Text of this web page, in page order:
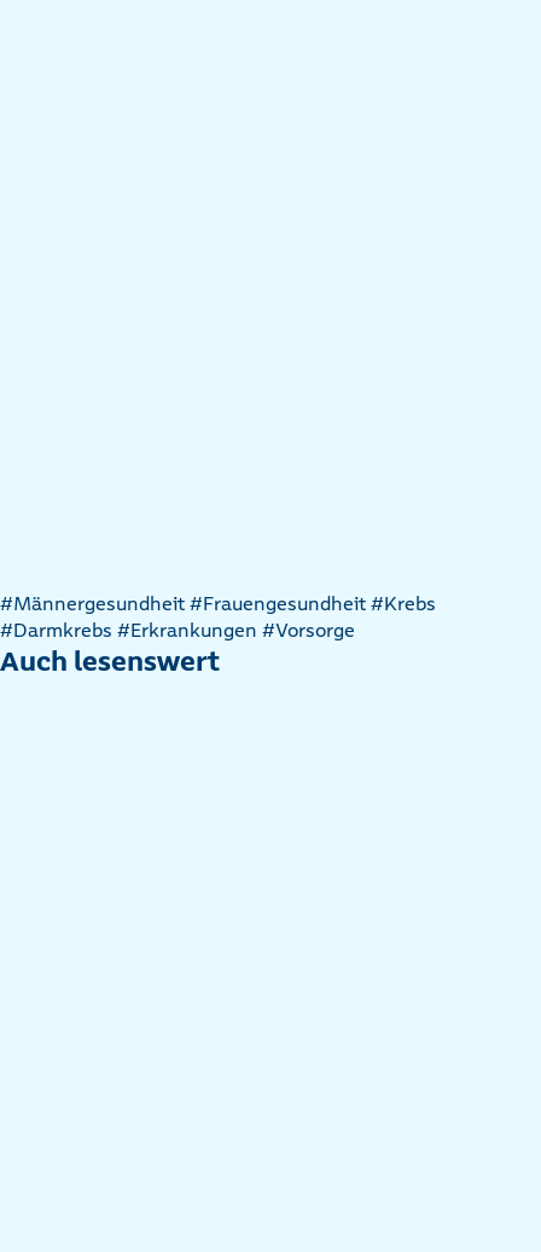
Artikel
nach
Kategorien
#Männergesundheit #Frauengesundheit #Krebs
#Darmkrebs #Erkrankungen #Vorsorge
Auch lesenswert